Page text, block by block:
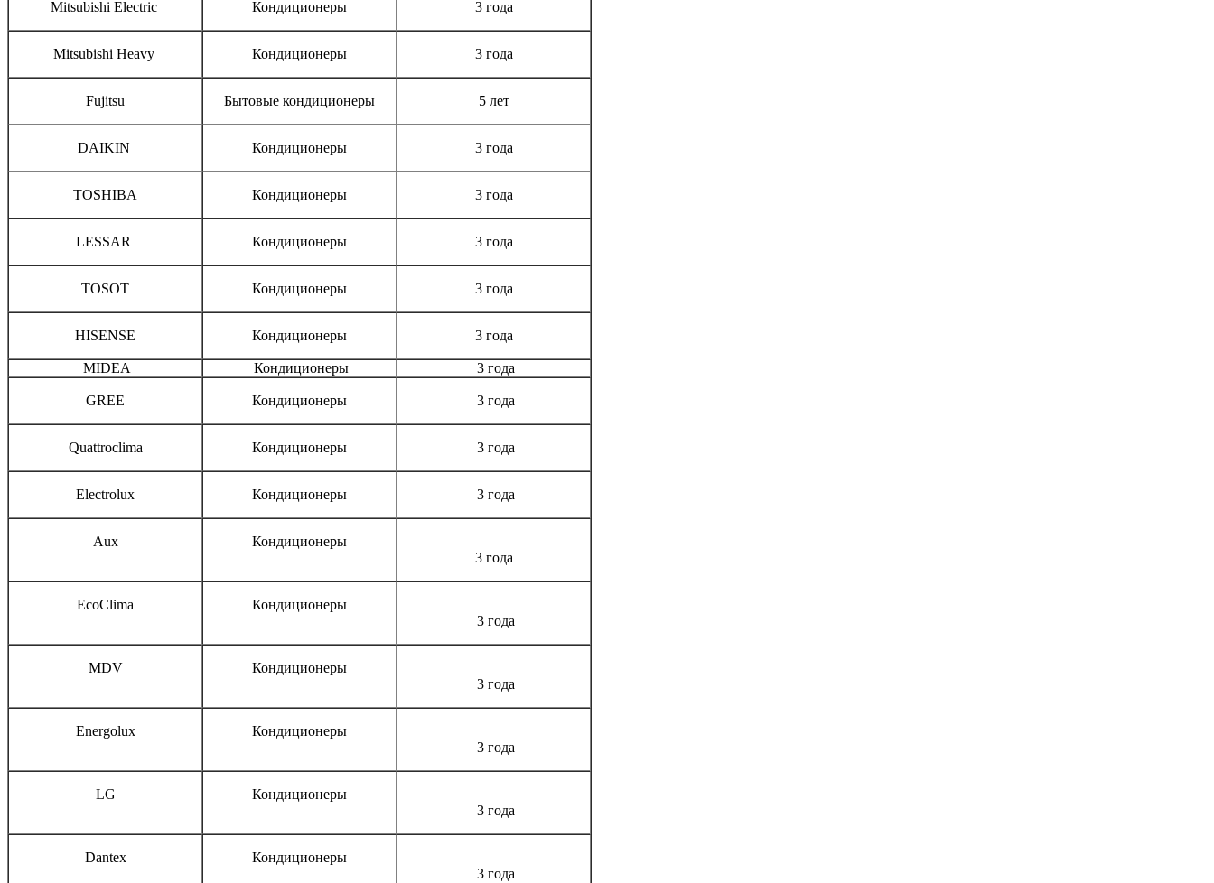
Mitsubishi Electric Кондиционеры 3 года
Mitsubishi Heavy Кондиционеры 3 года
Fujitsu Бытовые кондиционеры 5 лет
DAIKIN Кондиционеры 3 года
TOSHIBA Кондиционеры 3 года
LESSAR Кондиционеры 3 года
TOSOT Кондиционеры 3 года
HISENSE Кондиционеры 3 года
MIDEA Кондиционеры 3 года
GREE Кондиционеры 3 года
Quattroclima Кондиционеры 3 года
Electrolux Кондиционеры 3 года
Aux
Кондиционеры
3 года
EcoClima
Кондиционеры
3 года
MDV
Кондиционеры
3 года
Energolux
Кондиционеры
3 года
LG
Кондиционеры
3 года
Dantex
Кондиционеры
3 года